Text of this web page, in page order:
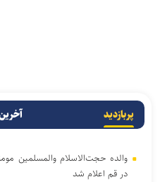
پربازدید
والده حجت‌الاسلام والمسلمین
در قم اعلام شد